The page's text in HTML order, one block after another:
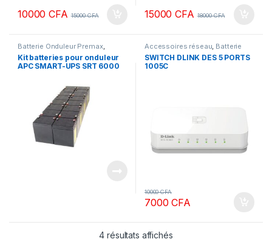
10000CFA 15000CFA 15000CFA 18000CFA
Batterie Onduleur Premax,
ONDULEURS & REGULATEURS
Kit batteries pour onduleur
APC SMART-UPS SRT 6000
Accessoires réseau Batterie
SERVEURS &
RESEAUX
SWITCH DLINK DES 5 PORTS
1005C
7000CFA
10000CFA
4 résultats affichés